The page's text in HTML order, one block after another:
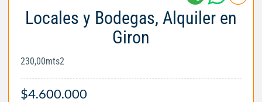
Locales y Bodegas, Alquiler en
Giron
230,00mts2
$4.600.000